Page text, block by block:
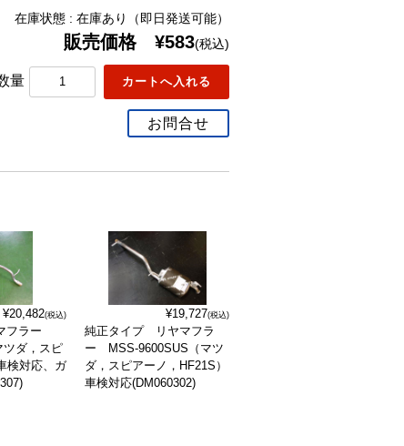
在庫状態 : 在庫あり（即日発送可能）
販売価格 ¥583(税込)
量
お問合せ
¥20,482(税込)
フラー
ツダ，スピ
検対応、ガ
¥19,727(税込)
純正タイプ リヤマフラ
ー MSS-9600SUS（マツ
ダ，スピアーノ，HF21S）
車検対応(DM060302)